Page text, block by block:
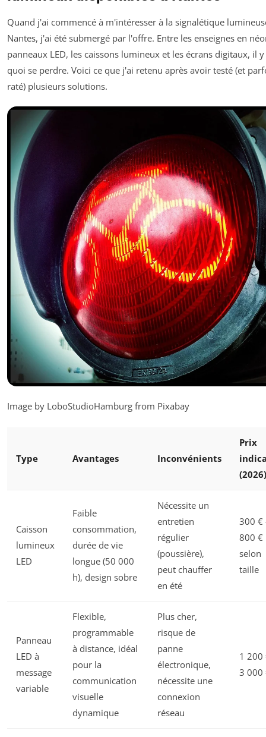
Quand j'ai commencé à m'intéresser à la signalétique
Nantes, j'ai été submergé par l'offre. Entre les enseignes en
panneaux LED, les caissons lumineux et les écrans digitaux, il
quoi se perdre. Voici ce que j'ai retenu après avoir testé (et
raté) plusieurs solutions.
Image by LoboStudioHamburg from Pixabay
Type Avantages Inconvénients
Prix
(2026)
Caisson
lumineux
LED
Faible
consommation,
durée de vie
longue (50 000
h), design sobre
Nécessite un
entretien
régulier
(poussière),
peut chauffer
en été
300 €
800 €
selon
taille
Panneau
LED à
message
variable
Flexible,
programmable
à distance, idéal
pour la
communication
visuelle
dynamique
Plus cher,
risque de
panne
électronique,
nécessite une
connexion
réseau
1 200
3 000